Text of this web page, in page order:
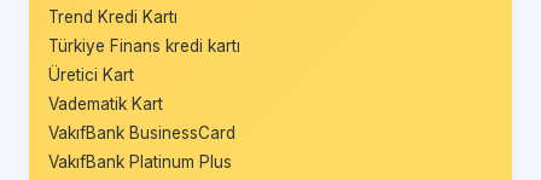
Trend Kredi Kartı
Türkiye Finans kredi kartı
Üretici Kart
Vadematik Kart
VakıfBank BusinessCard
VakıfBank Platinum Plus